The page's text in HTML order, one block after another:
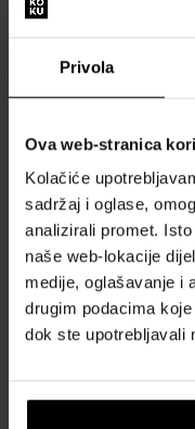
Privola
Ova web-stranica
Kolačiće
sadržaj i oglase,
analizirali promet.
naše web-lokacije
medije, oglašavanje i
drugim podacima
dok ste upotrebljavali
75ml - Toaletna voda -
45,00 €
Jil Sander Sport for